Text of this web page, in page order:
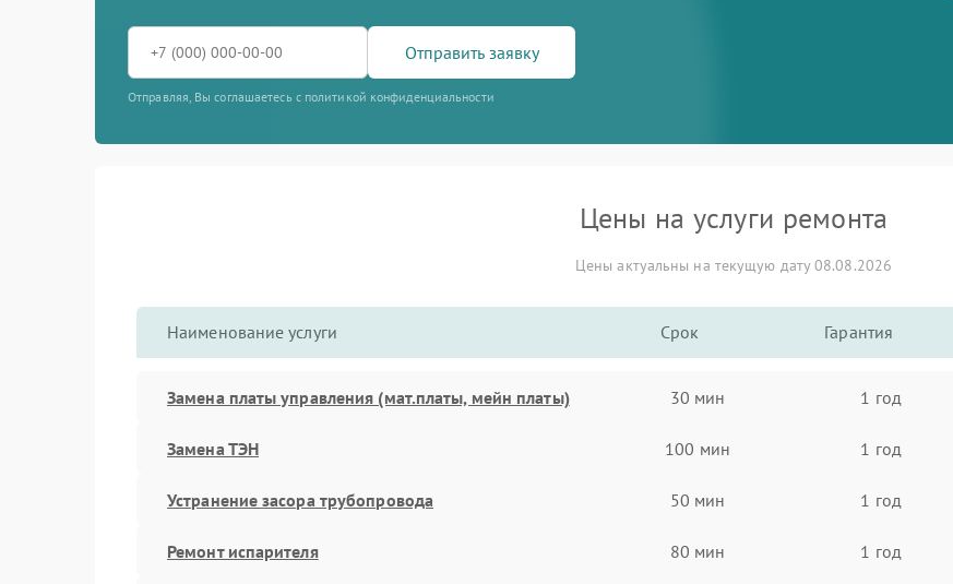
Отправить заявку
Отправляя, Вы соглашаетесь с политикой конфиденциальности
Цены на услуги ремонта
Цены актуальны на текущую дату 08.08.2026
Наименование услуги Срок Гарантия
Замена платы управления (мат.платы, мейн платы) 30 мин 1 год
Замена ТЭН 100 мин 1 год
Устранение засора трубопровода 50 мин 1 год
Ремонт испарителя 80 мин 1 год